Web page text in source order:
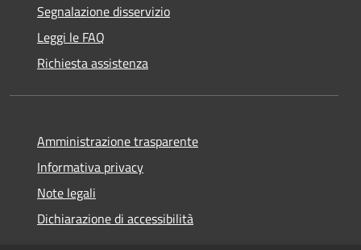
Segnalazione disservizio
Leggi le FAQ
Richiesta assistenza
Amministrazione trasparente
Informativa privacy
Note legali
Dichiarazione di accessibilità